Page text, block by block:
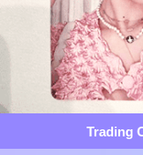
Trading